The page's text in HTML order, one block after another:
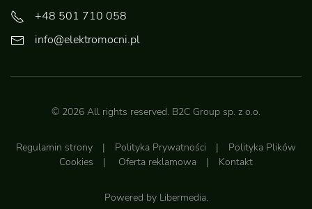
+48 501 710 058
info@elektromocni.pl
© 2026 All rights reserved. B2C Group sp. z o.o.
Regulamin strony | Polityka Prywatności | Polityka Plików
Cookies | Oferta reklamowa | Kontakt
Powered by Libermedia.